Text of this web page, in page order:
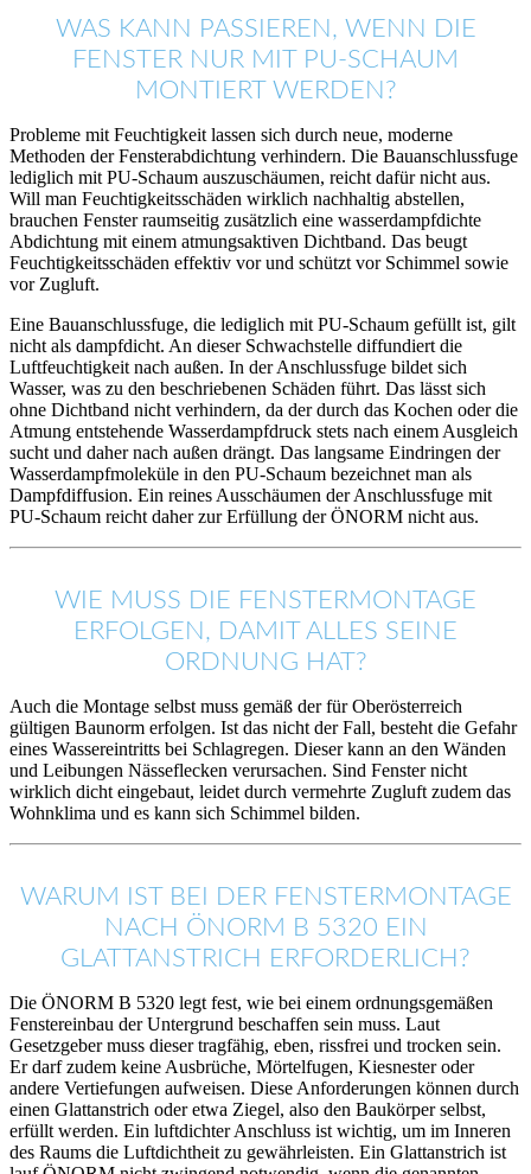
WAS KANN PASSIEREN, WENN DIE
FENSTER NUR MIT PU-SCHAUM
MONTIERT WERDEN?
Probleme mit Feuchtigkeit lassen sich durch neue, moderne
Methoden der Fensterabdichtung verhindern. Die Bauanschlussfuge
lediglich mit PU-Schaum auszuschäumen, reicht dafür nicht aus.
Will man Feuchtigkeitsschäden wirklich nachhaltig abstellen,
brauchen Fenster raumseitig zusätzlich eine wasserdampfdichte
Abdichtung mit einem atmungsaktiven Dichtband. Das beugt
Feuchtigkeitsschäden effektiv vor und schützt vor Schimmel sowie
vor Zugluft.
Eine Bauanschlussfuge, die lediglich mit PU-Schaum gefüllt ist, gilt
nicht als dampfdicht. An dieser Schwachstelle diffundiert die
Luftfeuchtigkeit nach außen. In der Anschlussfuge bildet sich
Wasser, was zu den beschriebenen Schäden führt. Das lässt sich
ohne Dichtband nicht verhindern, da der durch das Kochen oder die
Atmung entstehende Wasserdampfdruck stets nach einem Ausgleich
sucht und daher nach außen drängt. Das langsame Eindringen der
Wasserdampfmoleküle in den PU-Schaum bezeichnet man als
Dampfdiffusion. Ein reines Ausschäumen der Anschlussfuge mit
PU-Schaum reicht daher zur Erfüllung der ÖNORM nicht aus.
WIE MUSS DIE FENSTERMONTAGE
ERFOLGEN, DAMIT ALLES SEINE
ORDNUNG HAT?
Auch die Montage selbst muss gemäß der für Oberösterreich
gültigen Baunorm erfolgen. Ist das nicht der Fall, besteht die Gefahr
eines Wassereintritts bei Schlagregen. Dieser kann an den Wänden
und Leibungen Nässeflecken verursachen. Sind Fenster nicht
wirklich dicht eingebaut, leidet durch vermehrte Zugluft zudem das
Wohnklima und es kann sich Schimmel bilden.
WARUM IST BEI DER FENSTERMONTAGE
NACH ÖNORM B 5320 EIN
GLATTANSTRICH ERFORDERLICH?
Die ÖNORM B 5320 legt fest, wie bei einem ordnungsgemäßen
Fenstereinbau der Untergrund beschaffen sein muss. Laut
Gesetzgeber muss dieser tragfähig, eben, rissfrei und trocken sein.
Er darf zudem keine Ausbrüche, Mörtelfugen, Kiesnester oder
andere Vertiefungen aufweisen. Diese Anforderungen können durch
einen Glattanstrich oder etwa Ziegel, also den Baukörper selbst,
erfüllt werden. Ein luftdichter Anschluss ist wichtig, um im Inneren
des Raums die Luftdichtheit zu gewährleisten. Ein Glattanstrich ist